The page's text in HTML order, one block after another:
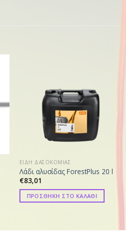
ΕΙΔΗ ΔΑΣΟΚΟΜΙΑΣ
Λάδι αλυσίδας ForestPlus 20 l
€83,01
ΠΡΟΣΘΗΚΗ ΣΤΟ ΚΑΛΑΘΙ